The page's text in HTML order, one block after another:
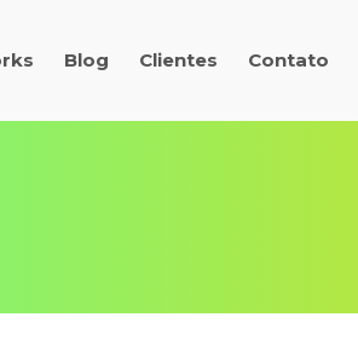
Blog Clientes Contato